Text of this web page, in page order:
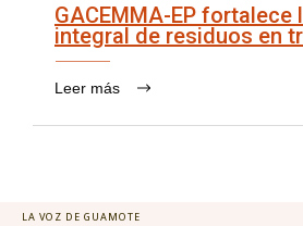
GACEMMA-EP fortalece
integral de residuos en
Leer más
LA VOZ DE GUAMOTE